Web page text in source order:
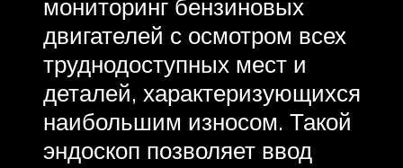
мониторинг бензиновых
двигателей с осмотром всех
труднодоступных мест и
деталей, характеризующихся
наибольшим износом. Такой
эндоскоп позволяет ввод